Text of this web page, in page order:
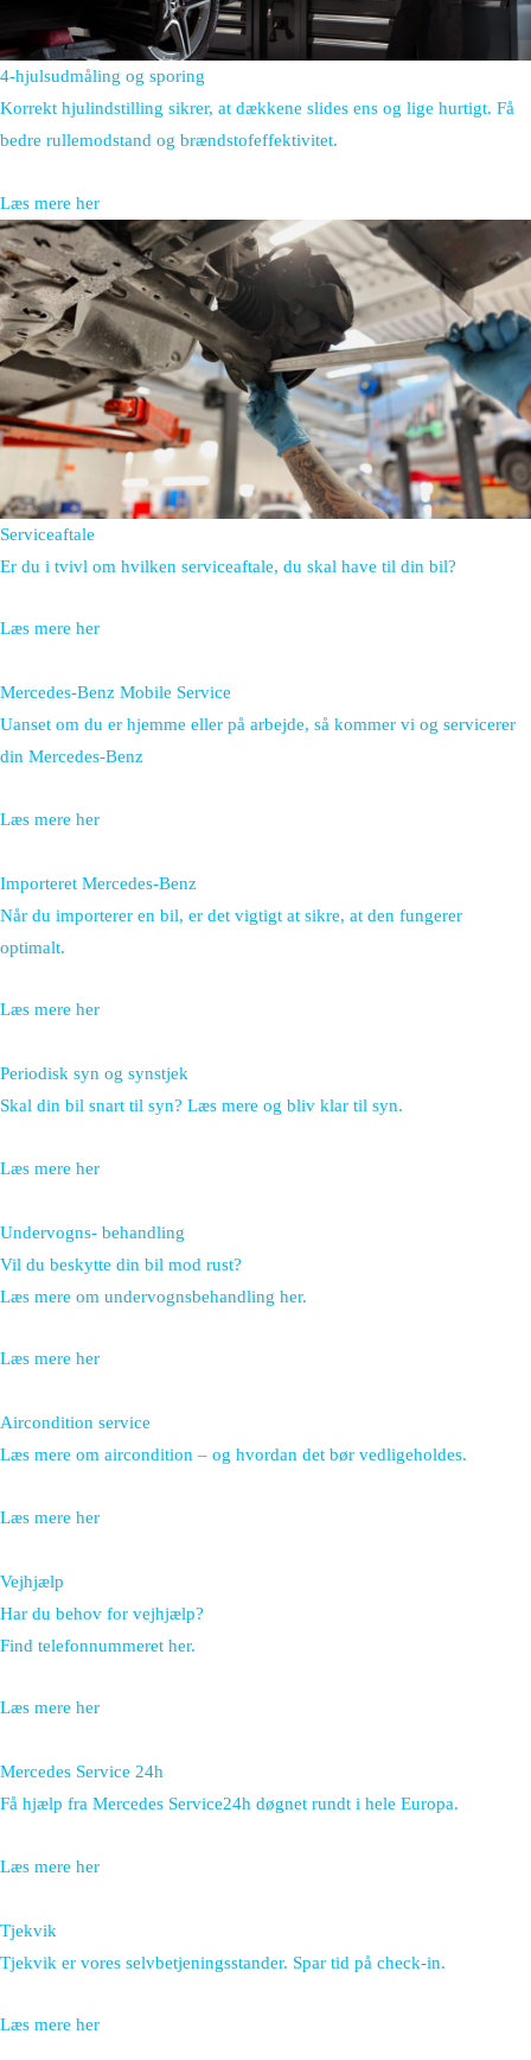
4-hjulsudmåling og sporing
Korrekt hjulindstilling sikrer, at dækkene slides ens og lige hurtigt. Få
bedre rullemodstand og brændstofeffektivitet.
Læs mere her
Serviceaftale
Er du i tvivl om hvilken serviceaftale, du skal have til din bil?
Læs mere her
Mercedes-Benz Mobile Service
Uanset om du er hjemme eller på arbejde, så kommer vi og servicerer
din Mercedes-Benz
Læs mere her
Importeret Mercedes-Benz
Når du importerer en bil, er det vigtigt at sikre, at den fungerer
optimalt.
Læs mere her
Periodisk syn og synstjek
Skal din bil snart til syn? Læs mere og bliv klar til syn.
Læs mere her
Undervogns- behandling
Vil du beskytte din bil mod rust?
Læs mere om undervognsbehandling her.
Læs mere her
Aircondition service
Læs mere om aircondition – og hvordan det bør vedligeholdes.
Læs mere her
Vejhjælp
Har du behov for vejhjælp?
Find telefonnummeret her.
Læs mere her
Mercedes Service 24h
Få hjælp fra Mercedes Service24h døgnet rundt i hele Europa.
Læs mere her
Tjekvik
Tjekvik er vores selvbetjeningsstander. Spar tid på check-in.
Læs mere her